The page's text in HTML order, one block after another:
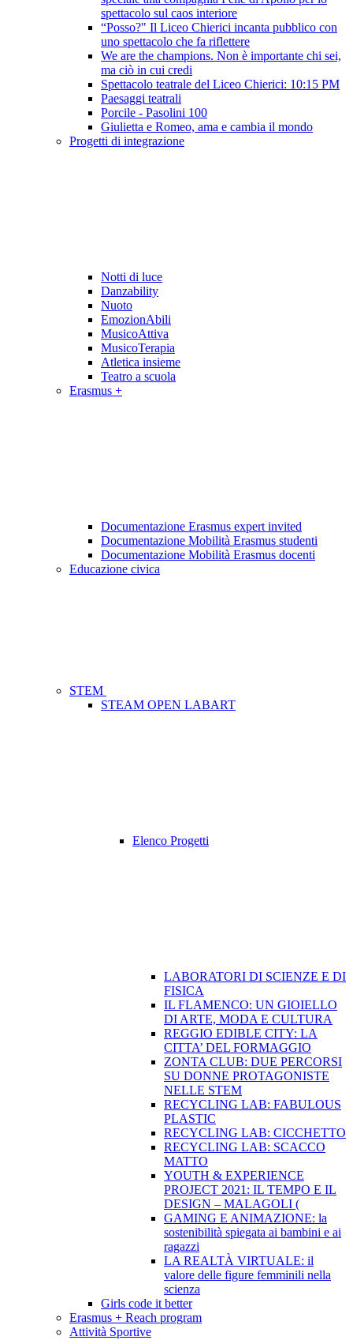
spettacolo sul caos interiore
“Posso?" Il Liceo Chierici incanta pubblico con
uno spettacolo che fa riflettere
We are the champions. Non è importante chi sei,
ma ciò in cui credi
Spettacolo teatrale del Liceo Chierici: 10:15 PM
Paesaggi teatrali
Porcile - Pasolini 100
Giulietta e Romeo, ama e cambia il mondo
Progetti di integrazione
Notti di luce
Danzability
Nuoto
EmozionAbili
MusicoAttiva
MusicoTerapia
Atletica insieme
Teatro a scuola
Erasmus +
Documentazione Erasmus expert invited
Documentazione Mobilità Erasmus studenti
Documentazione Mobilità Erasmus docenti
Educazione civica
STEM
STEAM OPEN LABART
Elenco Progetti
LABORATORI DI SCIENZE E DI
FISICA
IL FLAMENCO: UN GIOIELLO
DI ARTE, MODA E CULTURA
REGGIO EDIBLE CITY: LA
CITTA’ DEL FORMAGGIO
ZONTA CLUB: DUE PERCORSI
SU DONNE PROTAGONISTE
NELLE STEM
RECYCLING LAB: FABULOUS
PLASTIC
RECYCLING LAB: CICCHETTO
RECYCLING LAB: SCACCO
MATTO
YOUTH & EXPERIENCE
PROJECT 2021: IL TEMPO E IL
DESIGN – MALAGOLI (
GAMING E ANIMAZIONE: la
sostenibilità spiegata ai bambini e ai
ragazzi
LA REALTÀ VIRTUALE: il
valore delle figure femminili nella
scienza
Girls code it better
Erasmus + Reach program
Attività Sportive